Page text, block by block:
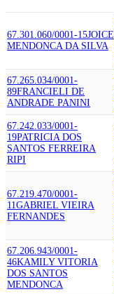
67.301.060/0001-15JOICE
MENDONCA DA SILVA
67.265.034/0001-
89FRANCIELI DE
ANDRADE PANINI
67.242.033/0001-
19PATRICIA DOS
SANTOS FERREIRA
RIPI
67.219.470/0001-
11GABRIEL VIEIRA
FERNANDES
67.206.943/0001-
46KAMILY VITORIA
DOS SANTOS
MENDONCA